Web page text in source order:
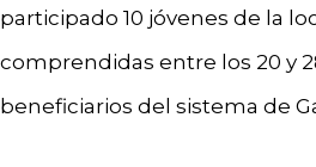
participado 10 jóvenes de la
comprendidas entre los 20 y
beneficiarios del sistema de